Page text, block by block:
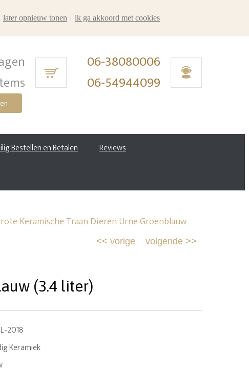
06-38080006
06-54944099
Bestellen en Betalen Reviews
Keramische Traan Dieren Urne Groenblauw
volgende >>
<< vorige
(3.4 liter)
2018
Keramiek
later opnieuw tonen
ik ga akkoord met cookies